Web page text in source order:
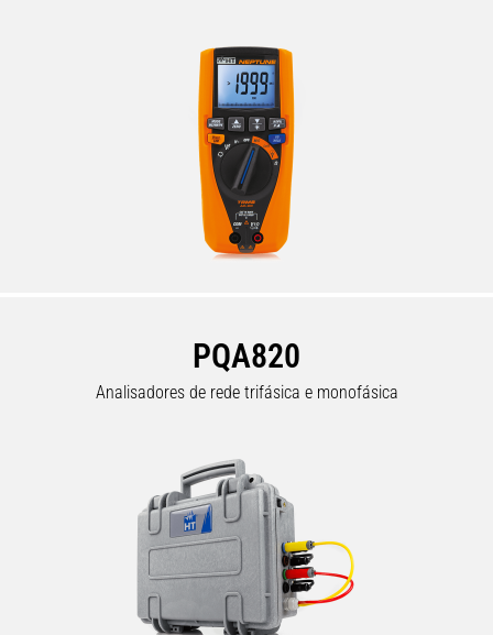
PQA820
Analisadores de rede trifásica e monofásica